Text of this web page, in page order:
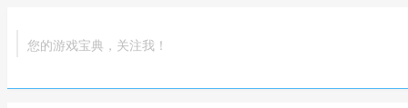
您的游戏宝典，关注我！